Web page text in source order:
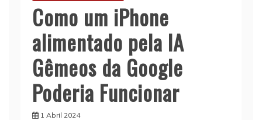
Como um iPhone
alimentado pela IA
Gêmeos da Google
Poderia Funcionar
1 Abril 2024